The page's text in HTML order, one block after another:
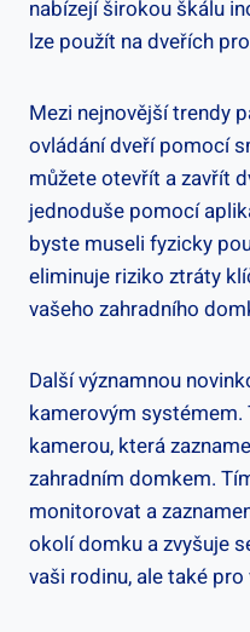
nabízejí širokou škálu
lze použít na dveřích
Mezi nejnovější trendy
ovládání dveří pomocí
můžete otevřít a zavřít
jednoduše pomocí
byste museli fyzicky
eliminuje riziko ztráty
vašeho zahradního
Další významnou
kamerovým systémem.
kamerou, která
zahradním domkem.
monitorovat a
okolí domku a zvyšuje
vaši rodinu, ale také